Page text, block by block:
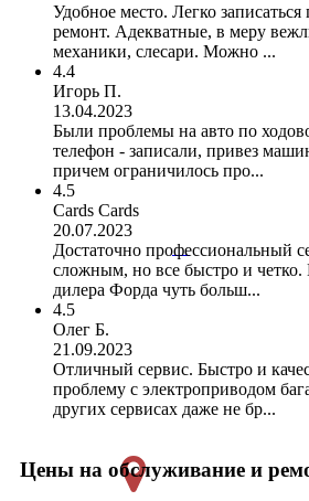
Удобное место. Легко
ремонт. Адекватные, в меру
механики, слесари. Можно ...
4.4
Игорь П.
13.04.2023
Были проблемы на авто по
телефон - записали, привез
причем ограничилось про...
4.5
Cards Cards
20.07.2023
Достаточно профессиональный
сложным, но все быстро и
дилера Форда чуть больш...
4.5
Олег Б.
21.09.2023
Отличный сервис. Быстро и
проблему с электроприводом
других сервисах даже не бр...
Цены на обслуживание и